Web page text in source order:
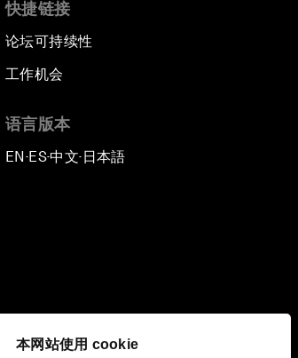
本网站使用 cookie
快捷链接
论坛可持续性
工作机会
语言版本
EN ▪ES▪中文▪ 日本語